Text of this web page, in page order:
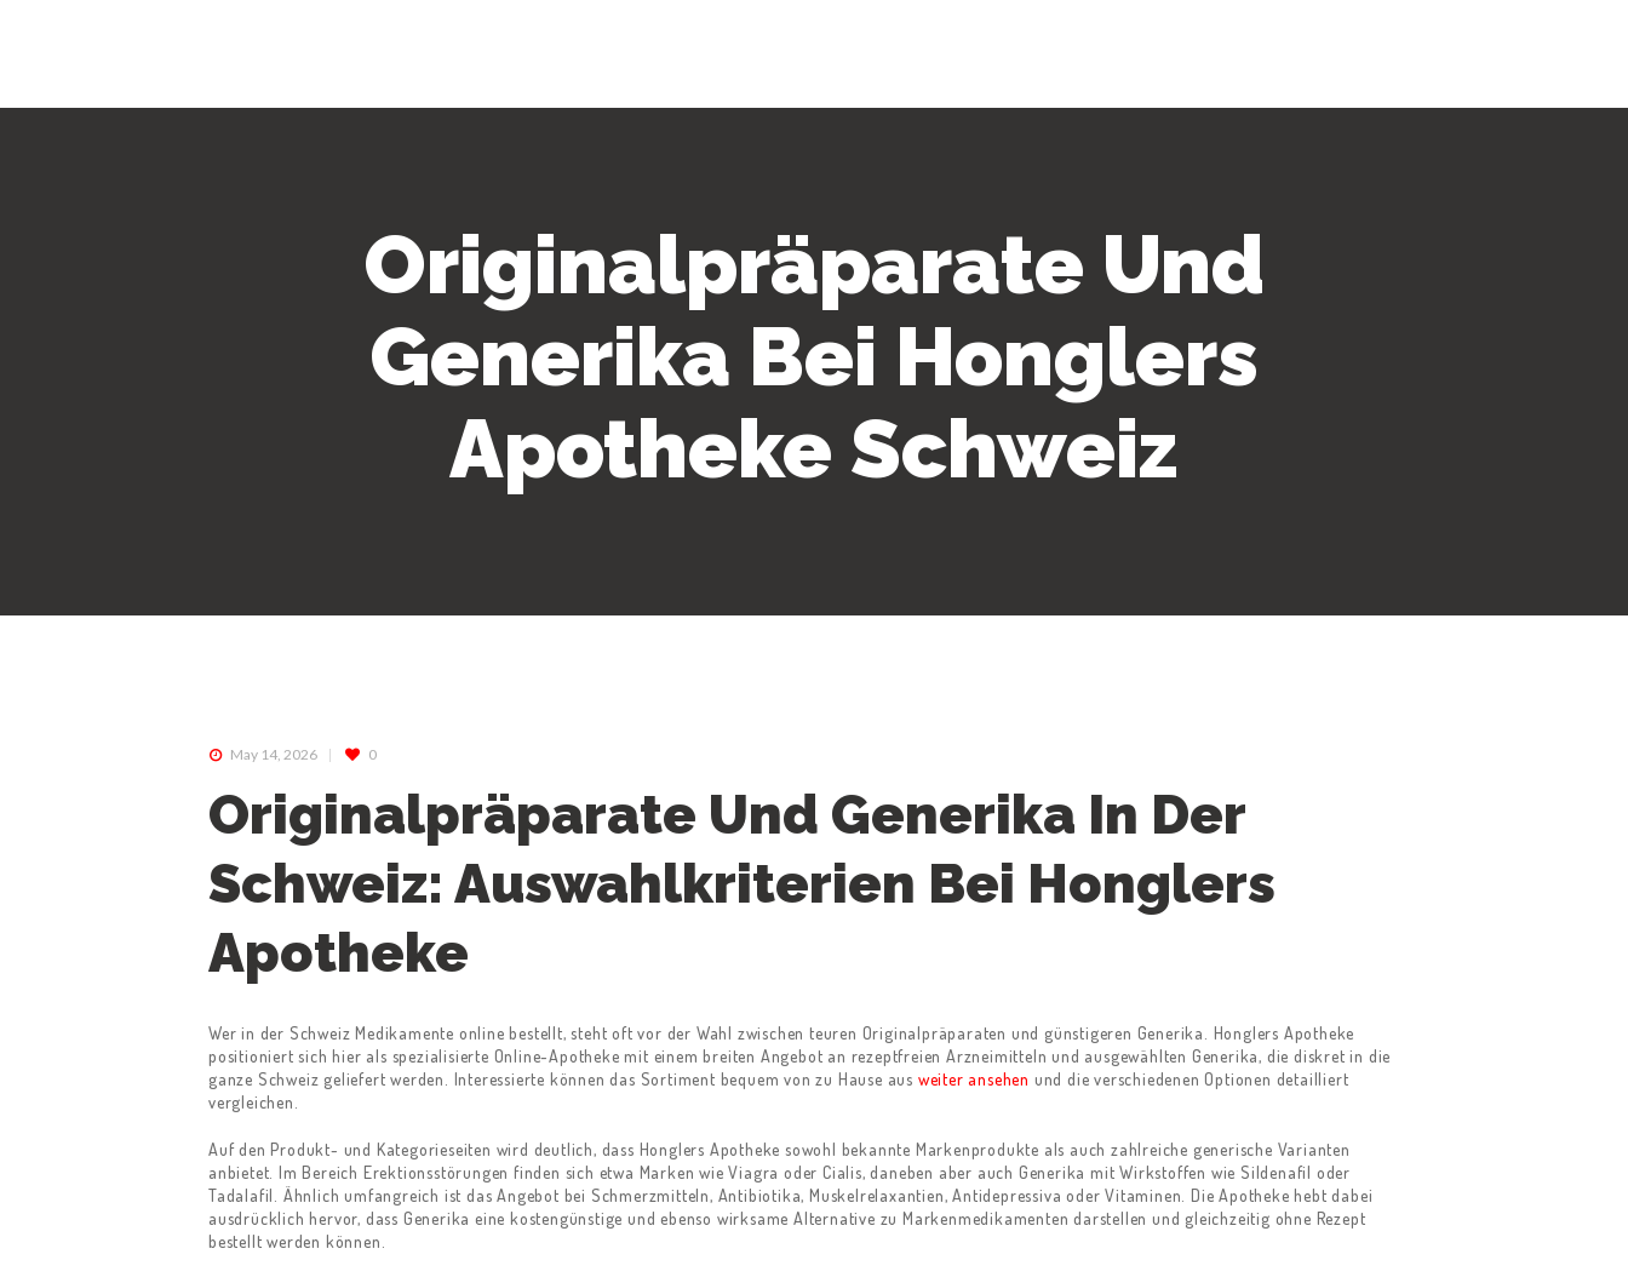
Originalpräparate Und
Generika Bei Honglers
Apotheke Schweiz
May 14, 2026 0
Originalpräparate Und Generika In Der
Schweiz: Auswahlkriterien Bei Honglers
Apotheke
Wer in der Schweiz Medikamente online bestellt, steht oft vor der Wahl zwischen teuren Originalpräparaten und günstigeren Generika. Honglers Apotheke
positioniert sich hier als spezialisierte Online-Apotheke mit einem breiten Angebot an rezeptfreien Arzneimitteln und ausgewählten Generika, die diskret in die
ganze Schweiz geliefert werden. Interessierte können das Sortiment bequem von zu Hause aus weiter ansehen und die verschiedenen Optionen detailliert
vergleichen.
Auf den Produkt- und Kategorieseiten wird deutlich, dass Honglers Apotheke sowohl bekannte Markenprodukte als auch zahlreiche generische Varianten
anbietet. Im Bereich Erektionsstörungen finden sich etwa Marken wie Viagra oder Cialis, daneben aber auch Generika mit Wirkstoffen wie Sildenafil oder
Tadalafil. Ähnlich umfangreich ist das Angebot bei Schmerzmitteln, Antibiotika, Muskelrelaxantien, Antidepressiva oder Vitaminen. Die Apotheke hebt dabei
ausdrücklich hervor, dass Generika eine kostengünstige und ebenso wirksame Alternative zu Markenmedikamenten darstellen und gleichzeitig ohne Rezept
bestellt werden können.